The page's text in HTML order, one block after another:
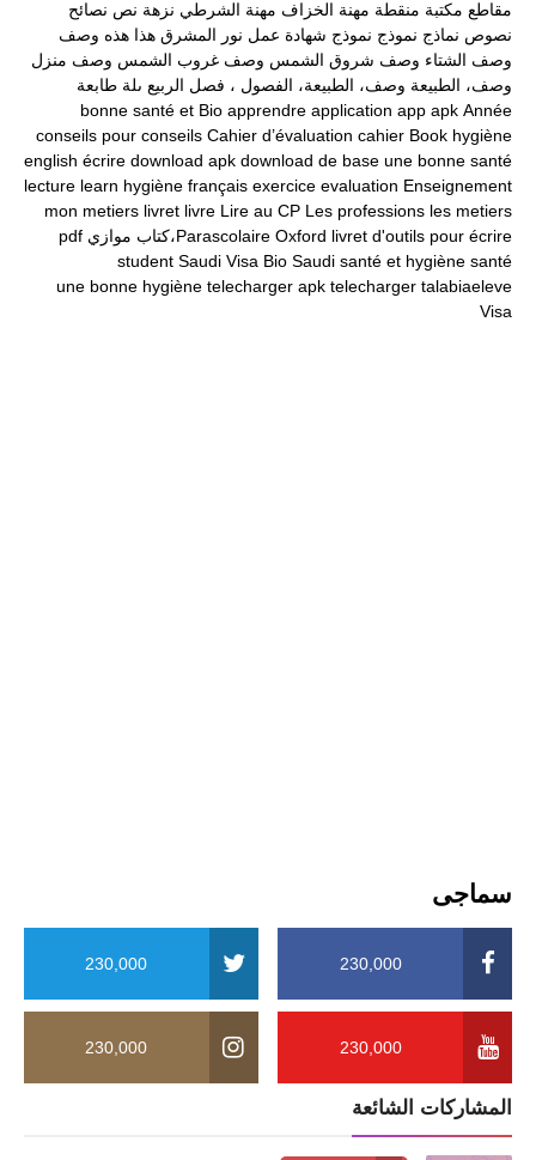
مقاطع مكتبة منقطة مهنة الخزاف مهنة الشرطي نزهة نص نصائح
نصوص نماذج نموذج نموذج شهادة عمل نور المشرق هذا هذه وصف
وصف الشتاء وصف شروق الشمس وصف غروب الشمس وصف منزل
وصف، الطبيعة وصف، الطبيعة، الفصول ، فصل الربيع ىلة طابعة
Année
apk
app
application
apprendre
Bio
bonne santé et
hygiène
Book
cahier
Cahier d’évaluation
conseils
conseils pour
une bonne santé
de base
download
download apk
écrire
english
Enseignement
evaluation
exercice
français
hygiène
learn
lecture
les metiers
Les professions
Lire au CP
livre
livret
metiers
mon
livret d'outils pour écrire
Oxford Parascolaire،كتاب موازي
pdf
santé
santé et hygiène
Saudi
Saudi Visa Bio
student
talabiaeleve
telecharger
telecharger apk
une bonne hygiène
Visa
سماجی
230,000
230,000
230,000
230,000
المشاركات الشائعة